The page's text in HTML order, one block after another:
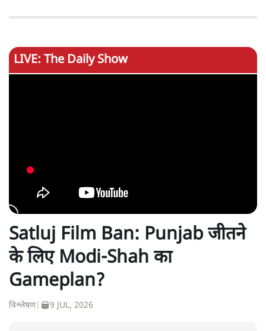
LIVE: The Daily Show
Satluj Film Ban: Punjab जीतने
के लिए Modi-Shah का
Gameplan?
विश्लेषण| 9 JUL, 2026